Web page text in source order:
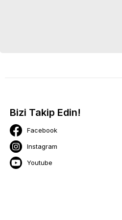
Bizi Takip Edin!
Facebook
Instagram
Youtube